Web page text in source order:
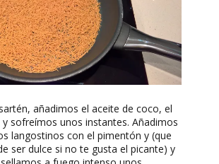
añadimos el aceite de coco, el
sofreímos unos instantes. Añadimos
langostinos con el pimentón y (que
ser dulce si no te gusta el picante) y